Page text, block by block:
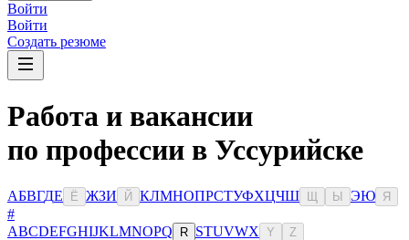
Войти
Войти
Создать резюме
Работа и вакансии
по профессии в Уссурийске
АБВГДЕ Ё ЖЗИ Й КЛМНОПРСТУФХЦЧШ Ы ЭЮ Я
#
ABCDEFGHIJKLMNOPQ R STUVWX Y Z